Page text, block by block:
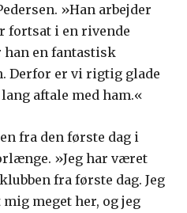
»Han arbejder
fortsat i en rivende
en fantastisk
Derfor er vi rigtig glade
aftale med ham.«
fra den første dag i
»Jeg har været
fra første dag. Jeg
meget her, og jeg